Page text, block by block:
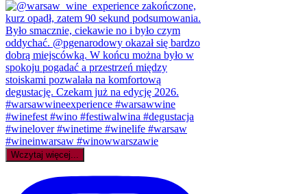
Wczytaj więcej...